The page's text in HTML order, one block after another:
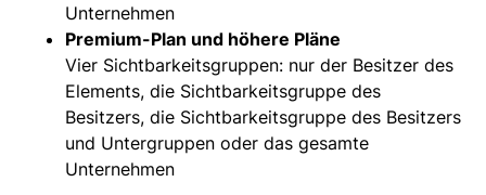
Unternehmen
Premium-Plan und höhere Pläne
Vier Sichtbarkeitsgruppen: nur der Besitzer des
Elements, die Sichtbarkeitsgruppe des
Besitzers, die Sichtbarkeitsgruppe des Besitzers
und Untergruppen oder das gesamte
Unternehmen